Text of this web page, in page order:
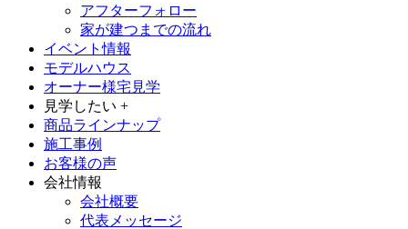
アフターフォロー
家が建つまでの流れ
イベント情報
モデルハウス
オーナー様宅見学
見学したい +
商品ラインナップ
施工事例
お客様の声
会社情報
会社概要
代表メッセージ